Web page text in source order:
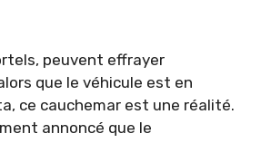
peuvent effrayer
que le véhicule est en
ce cauchemar est une réalité.
annoncé que le